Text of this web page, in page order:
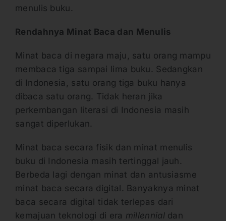
menulis buku.
Rendahnya Minat Baca dan Menulis
Minat baca di negara maju, satu orang mampu
membaca tiga sampai lima buku. Sedangkan
di Indonesia, satu orang tiga buku hanya
dibaca satu orang. Tidak heran jika
perkembangan literasi di Indonesia masih
sangat diperlukan.
Minat baca secara fisik dan minat menulis
buku di Indonesia masih tertinggal jauh.
Berbeda lagi dengan minat dan antusiasme
minat baca secara digital. Banyaknya minat
baca secara digital tidak terlepas dari
kemajuan teknologi di era millennialdan